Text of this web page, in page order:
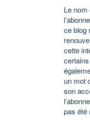
Le nom
ce blog
cette
un mot
son
pas été